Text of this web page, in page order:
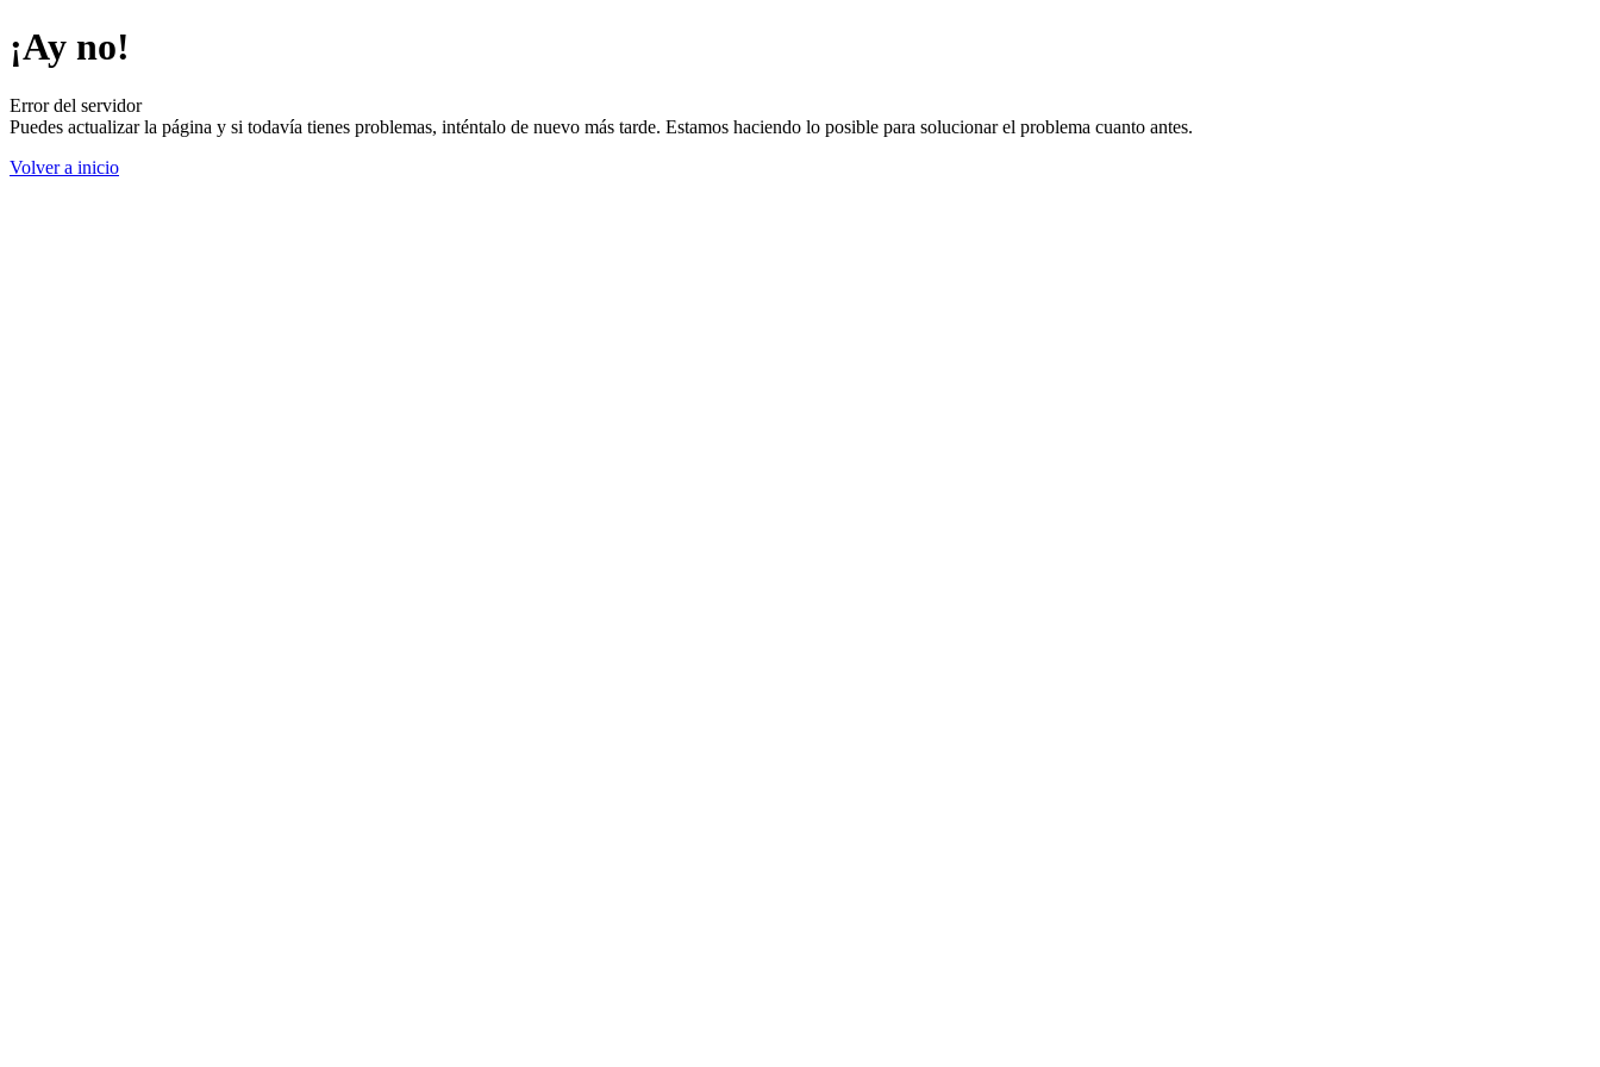
¡Ay no!
Error del servidor
Puedes actualizar la página y si todavía tienes problemas, inténtalo de nuevo más tarde. Estamos haciendo lo posible para solucionar el problema cuanto antes.
Volver a inicio